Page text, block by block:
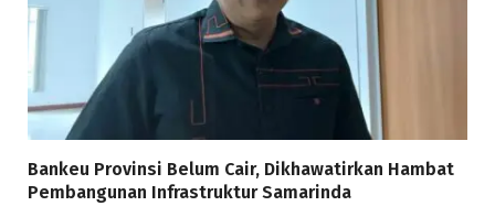
Bankeu Provinsi Belum Cair, Dikhawatirkan Hambat
Pembangunan Infrastruktur Samarinda